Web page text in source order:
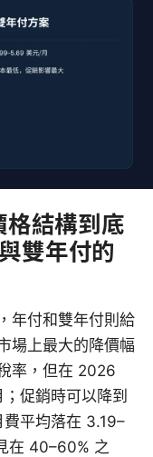
結構到底
雙年付的
年付和雙年付則給
場上最大的降價幅
率，但在 2026
促銷時可以降到
平均落在 3.19–
在 40–60% 之